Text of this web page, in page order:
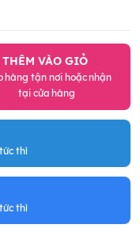
THÊM VÀO GIỎ
hàng tận nơi hoặc nhận
tại cửa hàng
thì
thì